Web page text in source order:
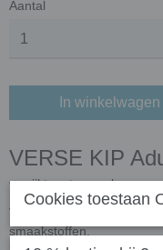
Aantal
In winkelwagen
VERSE KIP
verrijkt met vers vlees.
Vrij van gluten, soja,
smaakstoffen.
Cookies toestaan